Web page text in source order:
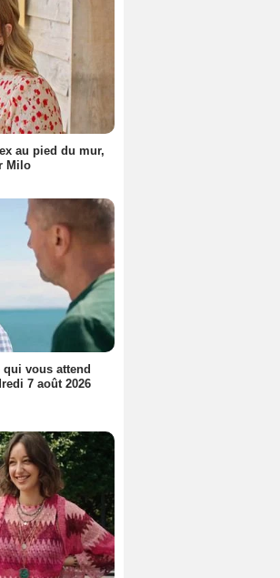
au pied du mur,
Milo
qui vous attend
7 août 2026